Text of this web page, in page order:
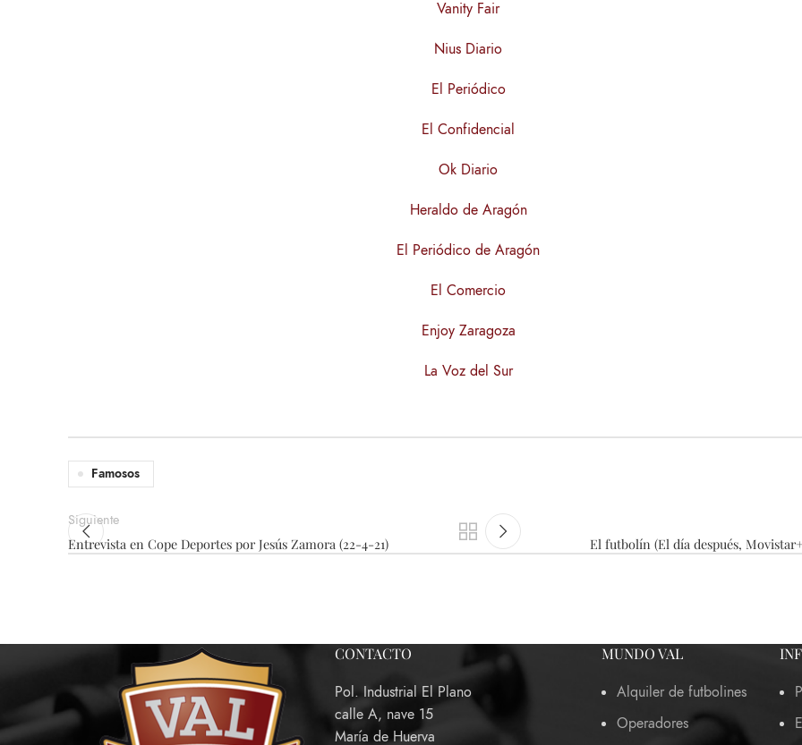
Vanity Fair
Nius Diario
El Periódico
El Confidencial
Ok Diario
Heraldo de Aragón
El Periódico de Aragón
El Comercio
Enjoy Zaragoza
La Voz del Sur
Famosos
Siguiente
Entrevista en Cope Deportes por Jesús Zamora (22-4-21)
El futbolín (El día después,
CONTACTO
Pol. Industrial El Plano
calle A, nave 15
María de Huerva
MUNDO VAL
Alquiler de futbolines
Operadores